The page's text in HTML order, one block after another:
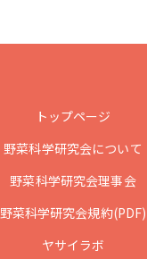
トップページ
野菜科学研究会について
野菜科学研究会理事会
野菜科学研究会規約(PDF)
ヤサイラボ